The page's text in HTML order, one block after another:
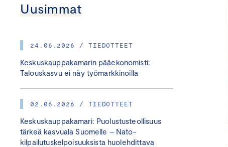
Uusimmat
24.06.2026 / TIEDOTTEET
Keskuskauppakamarin pääekonomisti:
Talouskasvu ei näy työmarkkinoilla
02.06.2026 / TIEDOTTEET
Keskuskauppakamari: Puolustusteollisuus
tärkeä kasvuala Suomelle – Nato-
kilpailutuskelpoisuuksista huolehdittava